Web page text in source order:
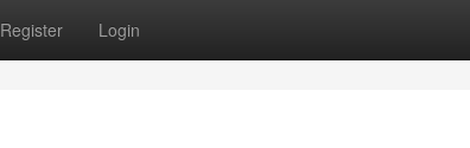
Register Login